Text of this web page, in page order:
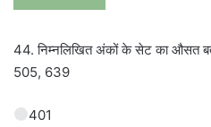
44. निम्नलिखित अंकों के सेट का औसत
505, 639
401